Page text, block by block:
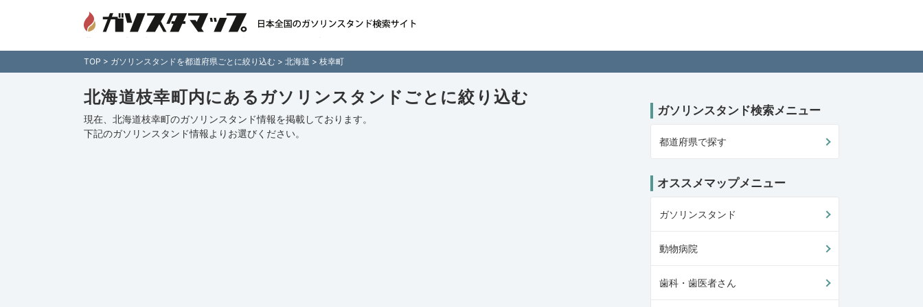
を住所付きでご紹介！日本全国のガソリンスタンド検索サイト「ガソスタマ
ップ」
TOP > ガソリンスタンドを都道府県ごとに絞り込む > 北海道 > 枝幸町
北海道枝幸町内にあるガソリンスタンドごとに絞り込む
現在、北海道枝幸町のガソリンスタンド情報を掲載しております。
下記のガソリンスタンド情報よりお選びください。
ガソリンスタンド検索メニュー
都道府県で探す
オススメマップメニュー
ガソリンスタンド
動物病院
歯科・歯医者さん